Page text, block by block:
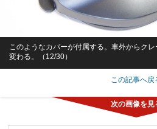
このようなカバーが付属する。車外からク
変わる。（12/30）
この記事へ戻